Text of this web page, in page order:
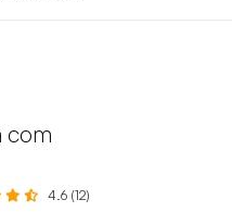
com
4.6 (12)